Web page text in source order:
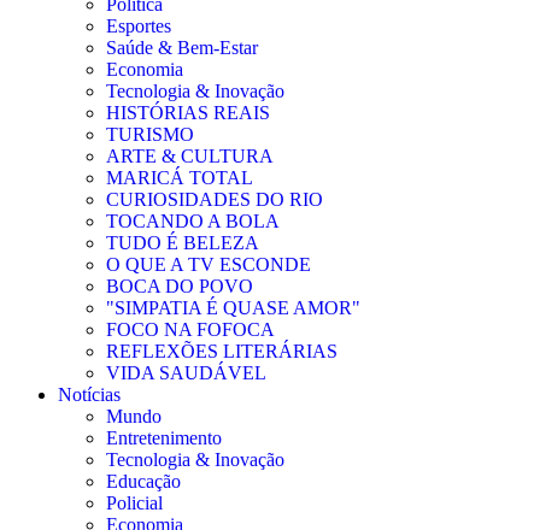
Esportes
Saúde & Bem-Estar
Economia
Tecnologia & Inovação
HISTÓRIAS REAIS
TURISMO
ARTE & CULTURA
MARICÁ TOTAL
CURIOSIDADES DO RIO
TOCANDO A BOLA
TUDO É BELEZA
O QUE A TV ESCONDE
BOCA DO POVO
"SIMPATIA É QUASE AMOR"
FOCO NA FOFOCA
REFLEXÕES LITERÁRIAS
VIDA SAUDÁVEL
Notícias
Mundo
Entretenimento
Tecnologia & Inovação
Educação
Policial
Economia